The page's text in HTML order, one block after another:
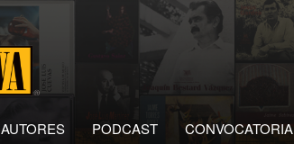
AUTORES PODCAST CONVOCATORIA